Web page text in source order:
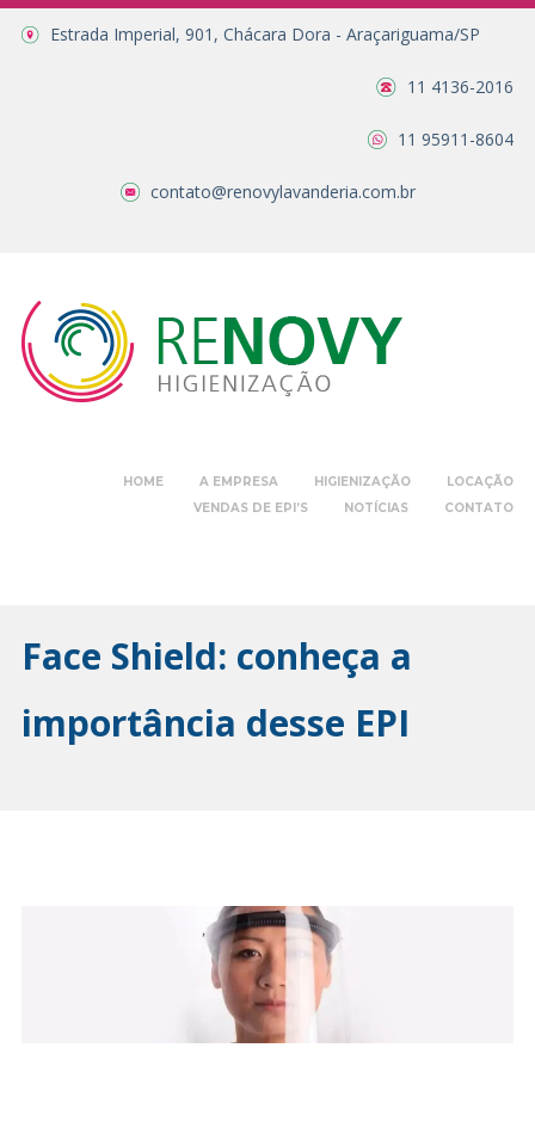
Estrada Imperial, 901, Chácara Dora - Araçariguama/SP
11 4136-2016
11 95911-8604
contato@renovylavanderia.com.br
HOME A EMPRESA HIGIENIZAÇÃO
LOCAÇÃO
VENDAS DE EPI’S
NOTÍCIAS CONTATO
Face Shield: conheça a
importância desse EPI